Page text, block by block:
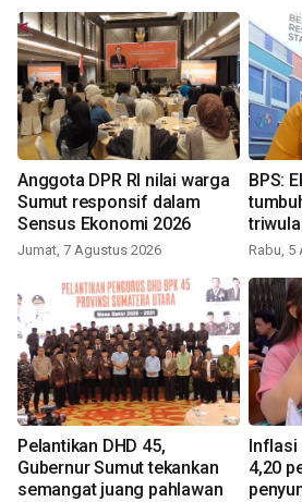
Anggota DPR RI nilai warga
Sumut responsif dalam
Sensus Ekonomi 2026
Jumat, 7 Agustus 2026
BPS:
Rabu, 5
Pelantikan DHD 45,
Gubernur Sumut tekankan
semangat juang pahlawan
Inflasi
4,20